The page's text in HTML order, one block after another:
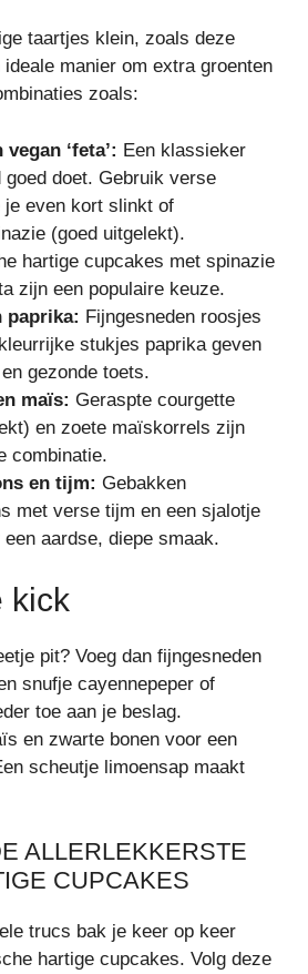
taartjes klein, zoals deze
manier om extra groenten
zoals:
‘feta’: Een klassieker
goed doet. Gebruik verse
je even kort slinkt of
(goed uitgelekt).
hartige cupcakes met spinazie
zijn een populaire keuze.
paprika: Fijngesneden roosjes
stukjes paprika geven
gezonde toets.
maïs: Geraspte courgette
en zoete maïskorrels zijn
combinatie.
en tijm: Gebakken
met verse tijm en een sjalotje
aardse, diepe smaak.
kick
pit? Voeg dan fijngesneden
snufje cayennepeper of
toe aan je beslag.
en zwarte bonen voor een
scheutje limoensap maakt
ALLERLEKKERSTE
CUPCAKES
trucs bak je keer op keer
hartige cupcakes. Volg deze